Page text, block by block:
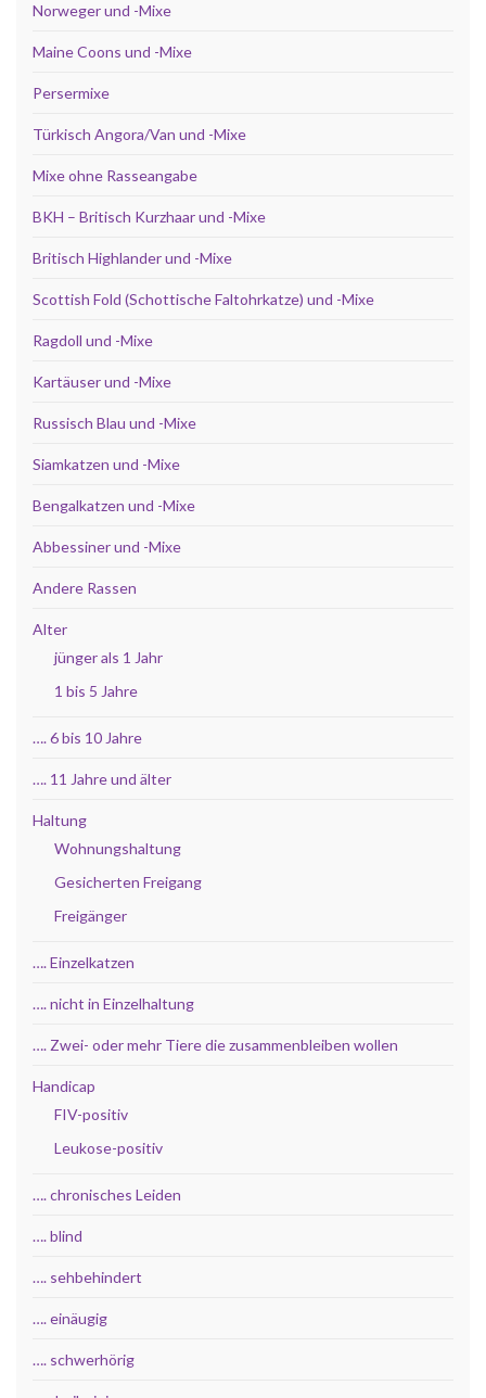
Norweger und -Mixe
Maine Coons und -Mixe
Persermixe
Türkisch Angora/Van und -Mixe
Mixe ohne Rasseangabe
BKH – Britisch Kurzhaar und -Mixe
Britisch Highlander und -Mixe
Scottish Fold (Schottische Faltohrkatze) und -Mixe
Ragdoll und -Mixe
Kartäuser und -Mixe
Russisch Blau und -Mixe
Siamkatzen und -Mixe
Bengalkatzen und -Mixe
Abbessiner und -Mixe
Andere Rassen
Alter
jünger als 1 Jahr
1 bis 5 Jahre
…. 6 bis 10 Jahre
…. 11 Jahre und älter
Haltung
Wohnungshaltung
Gesicherten Freigang
Freigänger
…. Einzelkatzen
…. nicht in Einzelhaltung
…. Zwei- oder mehr Tiere die zusammenbleiben wollen
Handicap
FIV-positiv
Leukose-positiv
…. chronisches Leiden
…. blind
…. sehbehindert
…. einäugig
…. schwerhörig